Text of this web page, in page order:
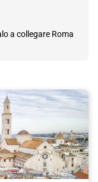
a collegare Roma